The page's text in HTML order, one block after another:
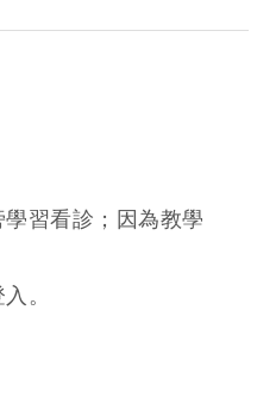
習看診；因為教學
。